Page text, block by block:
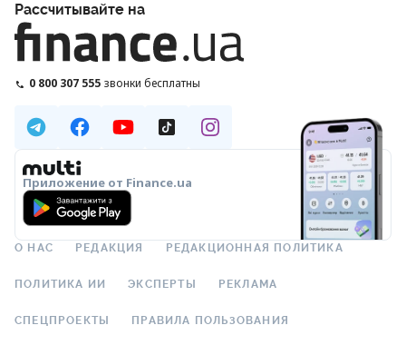
Рассчитывайте на
0 800 307 555 звонки бесплатны
Приложение от Finance.ua
О НАС РЕДАКЦИЯ РЕДАКЦИОННАЯ ПОЛИТИКА
ПОЛИТИКА ИИ ЭКСПЕРТЫ РЕКЛАМА
СПЕЦПРОЕКТЫ ПРАВИЛА ПОЛЬЗОВАНИЯ